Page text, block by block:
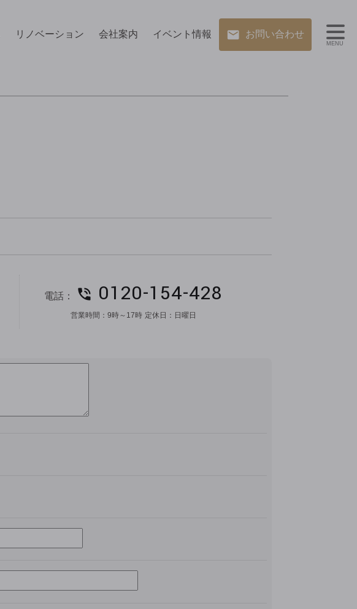
リノベーション 会社案内 イベント情報 お問い合わせ
電話： 0120-154-428
営業時間：9時～17時 定休日： 日曜日
MENU